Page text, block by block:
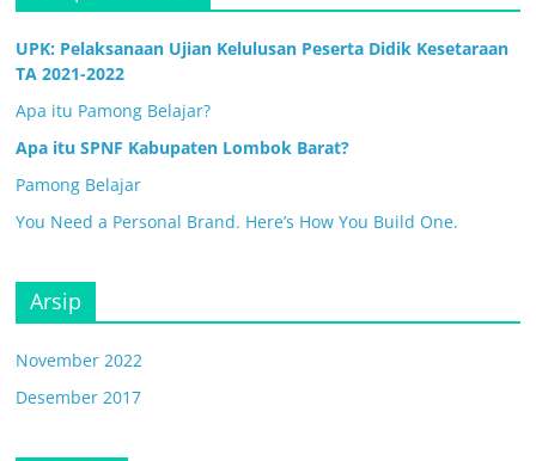
UPK: Pelaksanaan Ujian Kelulusan Peserta Didik Kesetaraan
TA 2021-2022
Apa itu Pamong Belajar?
Apa itu SPNF Kabupaten Lombok Barat?
Pamong Belajar
You Need a Personal Brand. Here’s How You Build One.
Arsip
November 2022
Desember 2017